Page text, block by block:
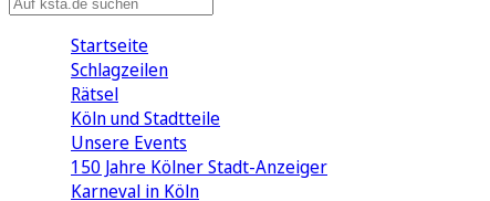
Startseite
Schlagzeilen
Rätsel
Köln und Stadtteile
Unsere Events
150 Jahre Kölner Stadt-Anzeiger
Karneval in Köln